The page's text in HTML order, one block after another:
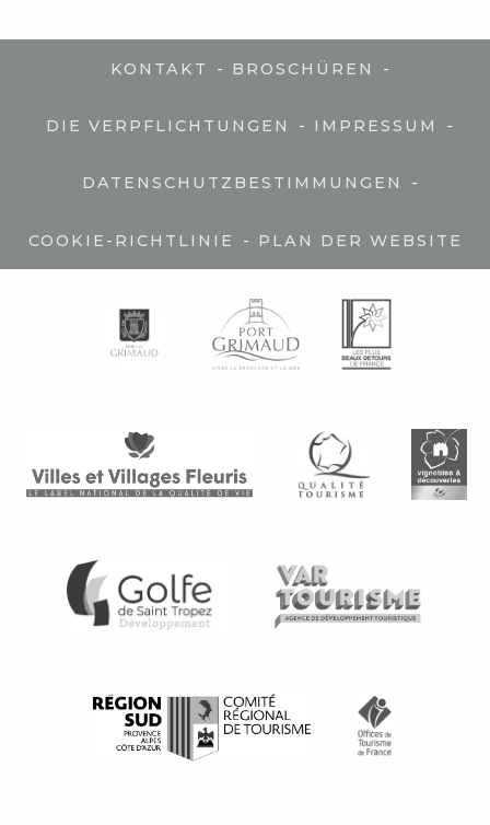
KONTAKT - BROSCHÜREN -
DIE VERPFLICHTUNGEN - IMPRESSUM -
DATENSCHUTZBESTIMMUNGEN -
COOKIE-RICHTLINIE - PLAN DER WEBSITE